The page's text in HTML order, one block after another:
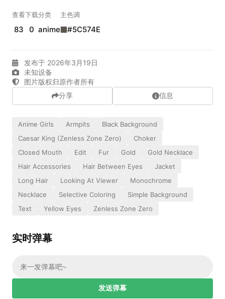
查看
83
下载
0
分类
anime
主色调
#5C574E
发布于 2026年3月19日
未知设备
图片版权归原作者所有
分享 信息
Anime Girls Armpits
Black Background
Caesar King (Zenless Zone Zero)
Choker
Closed Mouth
Edit Fur Gold
Gold Necklace
Hair Accessories
Hair Between Eyes
Jacket
Long Hair
Looking At Viewer
Monochrome
Necklace
Selective Coloring
Simple Background
Text
Yellow Eyes Zenless Zone Zero
实时弹幕
发送弹幕
弹幕会在下方多行滚动展示；匿名发送有数量和频率限制。
加载弹幕...
相关壁纸